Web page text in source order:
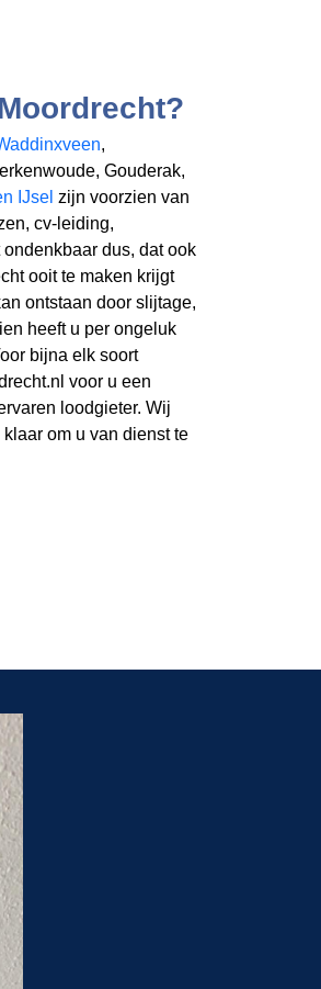
,
Gouderak,
IJsel zijn voorzien van
cv-leiding,
dus, dat ook
ooit te maken krijgt
ontstaan door slijtage,
heeft u per ongeluk
bijna elk soort
voor u een
loodgieter. Wij
om u van dienst te